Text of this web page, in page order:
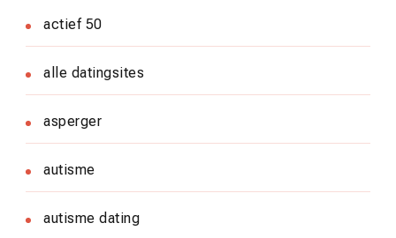
actief 50
alle datingsites
asperger
autisme
autisme dating